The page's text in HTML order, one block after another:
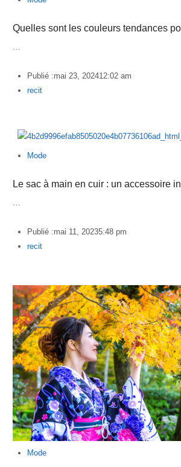
Quelles sont les couleurs tendances
…
Publié :mai 23, 202412:02 am
Author
recit
Mode
Le sac à main en cuir : un accessoire
…
Publié :mai 11, 20235:48 pm
Author
recit
Mode